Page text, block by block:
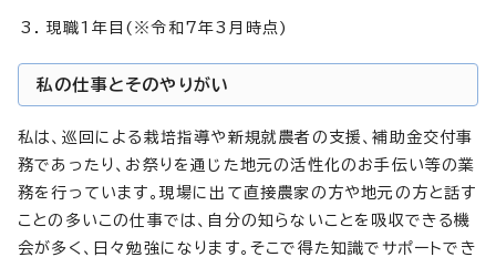
現職1年目(※令和7年3月時点)
私の仕事とそのやりがい
私は、巡回による栽培指導や新規就農者の支援、補助金交付事
務であったり、お祭りを通じた地元の活性化のお手伝い等の業
務を行っています。現場に出て直接農家の方や地元の方と話す
ことの多いこの仕事では、自分の知らないことを吸収できる機
会が多く、日々勉強になります。そこで得た知識でサポートでき